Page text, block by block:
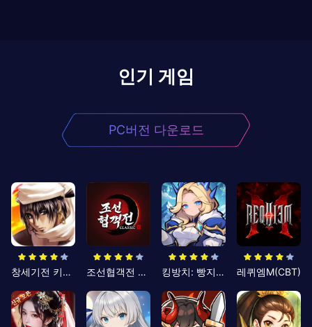
인기 게임
PC버전 다운로드
창세기전 키우기 조선협객전 클래식 킹방치: 빵지의 제왕 레퀴엠M(CBT)